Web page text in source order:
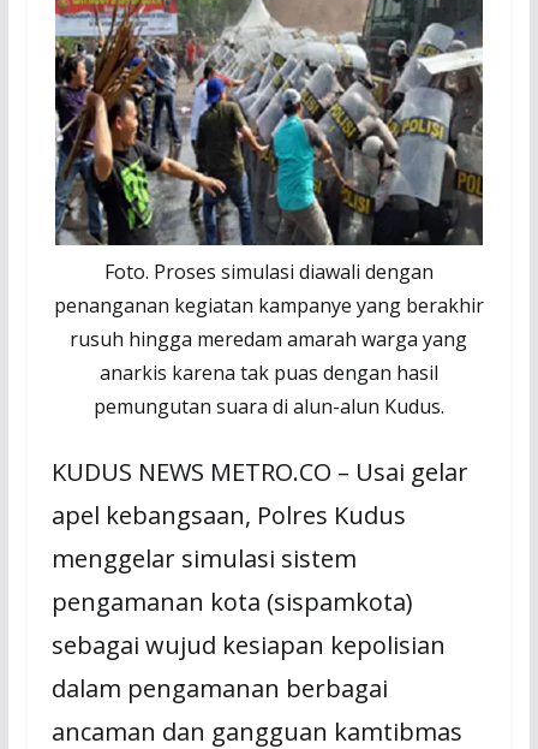
Foto. Proses simulasi diawali dengan
penanganan kegiatan kampanye yang berakhir
rusuh hingga meredam amarah warga yang
anarkis karena tak puas dengan hasil
pemungutan suara di alun-alun Kudus.
KUDUS NEWS METRO.CO – Usai gelar
apel kebangsaan, Polres Kudus
menggelar simulasi sistem
pengamanan kota (sispamkota)
sebagai wujud kesiapan kepolisian
dalam pengamanan berbagai
ancaman dan gangguan kamtibmas